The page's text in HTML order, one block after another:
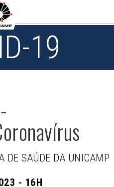
19
DE SAÚDE DA UNICAMP
- 16H